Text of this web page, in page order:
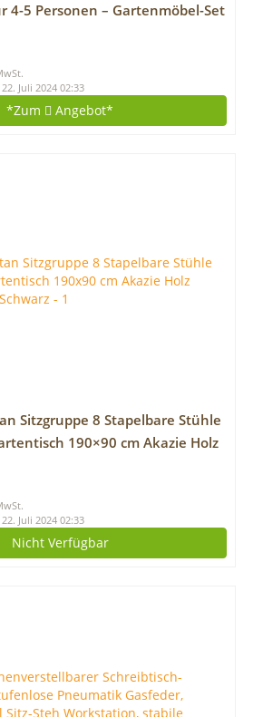
4-5 Personen – Gartenmöbel-Set
Hocker – Bezüge
Juli 2024 02:33
*Zum Angebot*
Sitzgruppe 8 Stapelbare Stühle
190×90 cm Akazie Holz
Juli 2024 02:33
Nicht Verfügbar